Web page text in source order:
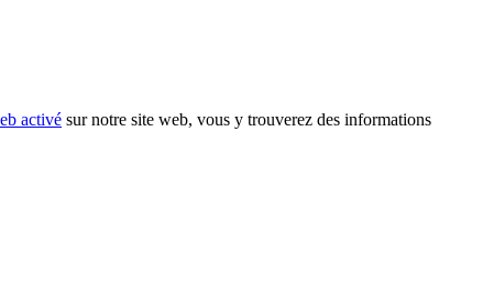
activé sur notre site web, vous y trouverez des informations